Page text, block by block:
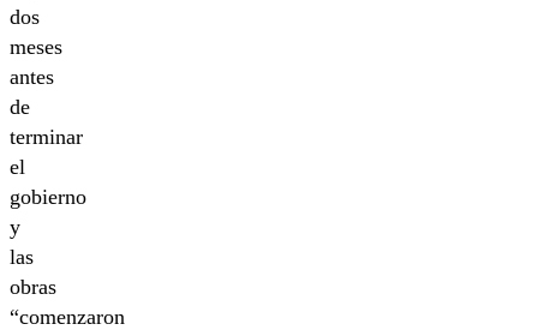
dos
meses
antes
de
terminar
el
gobierno
y
las
obras
“comenzaron